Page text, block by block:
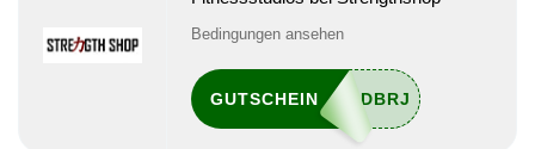
Bedingungen ansehen
GUTSCHEIN